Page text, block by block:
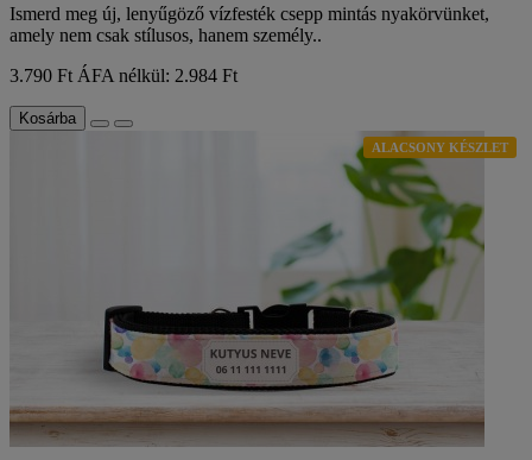
Ismerd meg új, lenyűgöző vízfesték csepp mintás nyakörvünket,
amely nem csak stílusos, hanem személy..
3.790 Ft ÁFA nélkül: 2.984 Ft
Kosárba
ALACSONY KÉSZLET